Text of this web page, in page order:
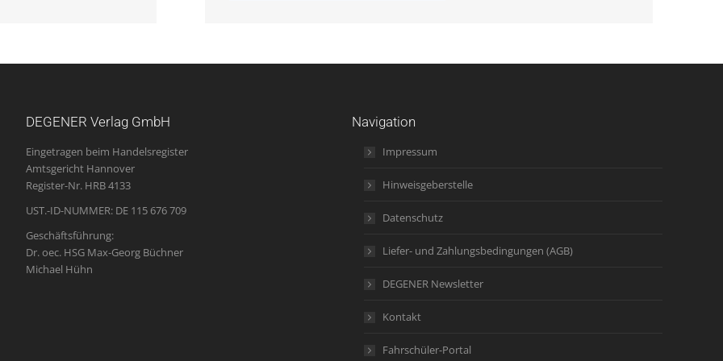
DEGENER Verlag GmbH
Eingetragen beim Handelsregister
Amtsgericht Hannover
Register-Nr. HRB 4133
UST.-ID-NUMMER: DE 115 676 709
Geschäftsführung:
Dr. oec. HSG Max-Georg Büchner
Michael Hühn
Navigation
Impressum
Hinweisgeberstelle
Datenschutz
Liefer- und Zahlungsbedingungen (AGB)
DEGENER Newsletter
Kontakt
Fahrschüler-Portal